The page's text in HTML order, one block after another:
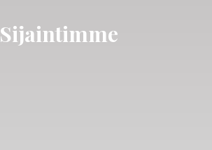
Sijaintimme